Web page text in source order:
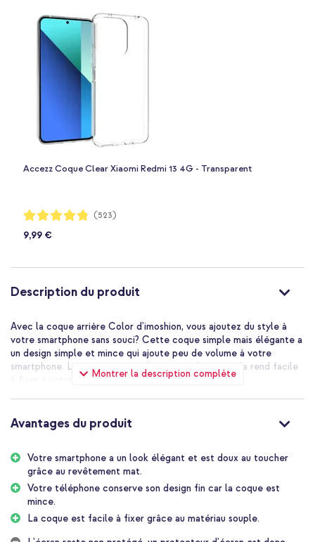
Accezz Coque Clear Xiaomi Redmi 13 4G - Transparent
Notation:
96%
(523)
9,99 €
Description du produit
Montrer la description complète
Avec la coque arrière Color d'imoshion, vous ajoutez du style à
votre smartphone sans souci? Cette coque simple mais élégante a
un design simple et mince qui ajoute peu de volume à votre
smartphone. La coque est en silicone souple, ce qui la rend facile
à fixer à votre smartphone.
Une protection quotidienne pour votre smartphone
grande protection à votre smartphone. La coque est fabriquée en
à fixer et s'adapte parfaitement à votre appareil.
Apparence élégante
Comme la coque est finie avec un revêtement mat, votre
téléphone obtient un look élégant. La coque est agréable à tenir
et offre également plus d'adhérence, de sorte que votre
téléphone ne vous glisse pas si facilement des mains.
Avantages du produit
Votre smartphone a un look élégant et est doux au toucher
grâce au revêtement mat.
Votre téléphone conserve son design fin car la coque est
mince.
La coque est facile à fixer grâce au matériau souple.